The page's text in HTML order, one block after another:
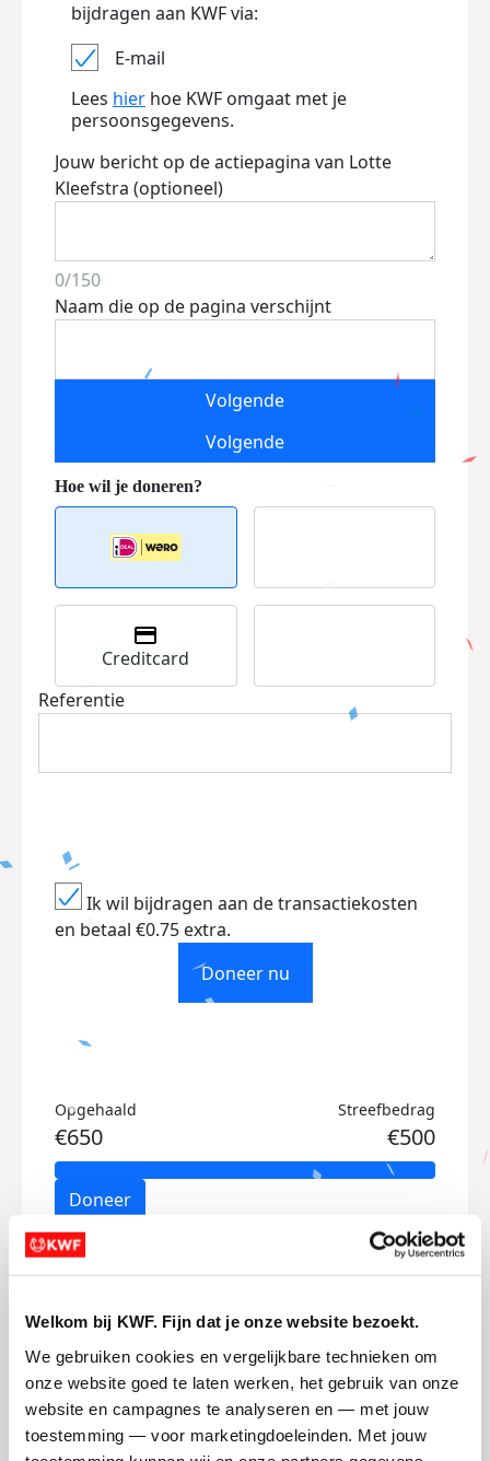
Welkom bij KWF. Fijn dat je onze website bezoekt.
We gebruiken cookies en vergelijkbare technieken om
onze website goed te laten werken, het gebruik van onze
website en campagnes te analyseren en — met jouw
toestemming — voor marketingdoeleinden. Met jouw
bijdragen aan KWF via:
E-mail
Lees hier hoe KWF omgaat met je
persoonsgegevens.
Jouw bericht op de actiepagina van Lotte
Kleefstra (optioneel)
0/150
Naam die op de pagina verschijnt
Volgende
Volgende
Creditcard
Referentie
Ik wil bijdragen aan de transactiekosten
en betaal €0.75 extra.
Doneer nu
Opgehaald
€650
Streefbedrag
€500
Doneer
Lotte's badges